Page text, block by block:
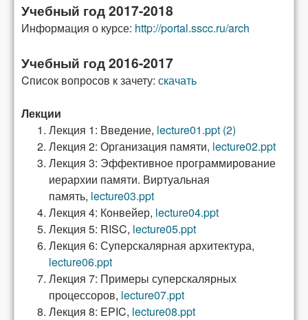
Учебный год 2017-2018
Информация о курсе: http://portal.sscc.ru/arch
Учебный год 2016-2017
Cписок вопросов к зачету: скачать
Лекции
Лекция 1: Введение, lecture01.ppt (2)
Лекция 2: Организация памяти, lecture02.ppt
Лекция 3: Эффективное программирование
иерархии памяти. Виртуальная
память, lecture03.ppt
Лекция 4: Конвейер, lecture04.ppt
Лекция 5: RISC, lecture05.ppt
Лекция 6: Суперскалярная архитектура,
lecture06.ppt
Лекция 7: Примеры суперскалярных
процессоров, lecture07.ppt
Лекция 8: EPIC, lecture08.ppt